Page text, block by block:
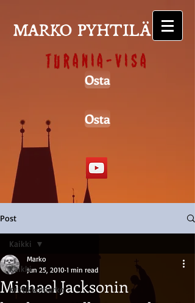
MARKO PYHTILÄ
Turania-visa
Osta
Osta
Post
Kaikki
Kriitikkomarko
Kaikki
Michael Jacksonin
Marko
Jun 25, 2010 1 min read